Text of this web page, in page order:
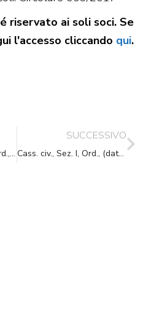
riservato ai soli soci. Se
l'accesso cliccando qui.
Cass. civ., Sez. VI – 3, Ord., (data ud. 20/07/2017) 11/10/2017, n. 23902
SUCCESSIVO
Cass. civ., Sez. I, Ord., (data ud. 10/05/2017) 13/10/2017, n. 24155